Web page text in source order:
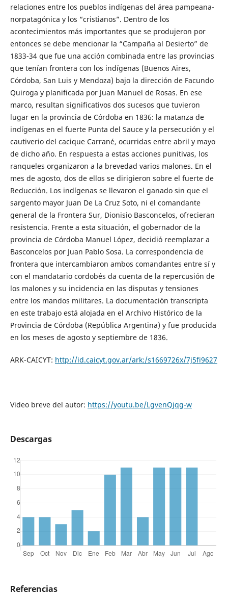
relaciones entre los pueblos indígenas del área pampeana-
norpatagónica y los “cristianos”. Dentro de los
acontecimientos más importantes que se produjeron por
entonces se debe mencionar la “Campaña al Desierto” de
1833-34 que fue una acción combinada entre las provincias
que tenían frontera con los indígenas (Buenos Aires,
Córdoba, San Luis y Mendoza) bajo la dirección de Facundo
Quiroga y planificada por Juan Manuel de Rosas. En ese
marco, resultan significativos dos sucesos que tuvieron
lugar en la provincia de Córdoba en 1836: la matanza de
indígenas en el fuerte Punta del Sauce y la persecución y el
cautiverio del cacique Carrané, ocurridas entre abril y mayo
de dicho año. En respuesta a estas acciones punitivas, los
ranqueles organizaron a la brevedad varios malones. En el
mes de agosto, dos de ellos se dirigieron sobre el fuerte de
Reducción. Los indígenas se llevaron el ganado sin que el
sargento mayor Juan De La Cruz Soto, ni el comandante
general de la Frontera Sur, Dionisio Basconcelos, ofrecieran
resistencia. Frente a esta situación, el gobernador de la
provincia de Córdoba Manuel López, decidió reemplazar a
Basconcelos por Juan Pablo Sosa. La correspondencia de
frontera que intercambiaron ambos comandantes entre sí y
con el mandatario cordobés da cuenta de la repercusión de
los malones y su incidencia en las disputas y tensiones
entre los mandos militares. La documentación transcripta
en este trabajo está alojada en el Archivo Histórico de la
Provincia de Córdoba (República Argentina) y fue producida
en los meses de agosto y septiembre de 1836.
ARK-CAICYT: http://id.caicyt.gov.ar/ark:/s1669726x/7j5fi9627
Video breve del autor: https://youtu.be/LgvenQjqg-w
Descargas
Referencias